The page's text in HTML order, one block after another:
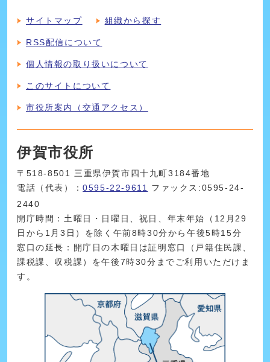
サイトマップ 組織から探す
RSS配信について
個人情報の取り扱いについて
このサイトについて
市役所案内（交通アクセス）
伊賀市役所
〒518-8501 三重県伊賀市四十九町3184番地
電話（代表）：0595-22-9611
ファックス:0595-24-
2440
開庁時間：土曜日・日曜日、祝日、年末年始（12月29
日から1月3日）を除く午前8時30分から午後5時15分
窓口の延長：開庁日の木曜日は証明窓口（戸籍住民課、
課税課、収税課）を午後7時30分までご利用いただけま
す。